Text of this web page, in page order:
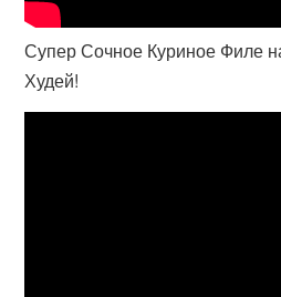
Супер Сочное Куриное Филе
Худей!